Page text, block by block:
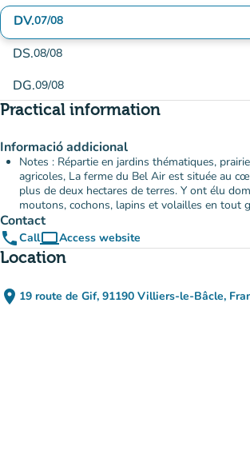
DV.07/08
DS.08/08
DG.09/08
Practical information
Informació addicional
Notes : Répartie en jardins thématiques,
agricoles, La ferme du Bel Air est située au
plus de deux hectares de terres. Y ont élu
moutons, cochons, lapins et volailles en tout
Contact
phoneCallcomputerAccess website
(new tab)
Location
place 19 route de Gif, 91190 Villiers-le-Bâcle,
(open in Google Maps)
(new tab)